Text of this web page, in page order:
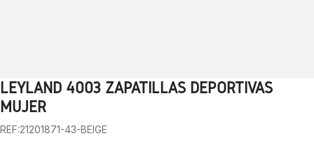
1 2 3 4 5 6 7 8 9 10
LEYLAND 4003 ZAPATILLAS DEPORTIVAS
MUJER
REF:21201871-43-BEIGE